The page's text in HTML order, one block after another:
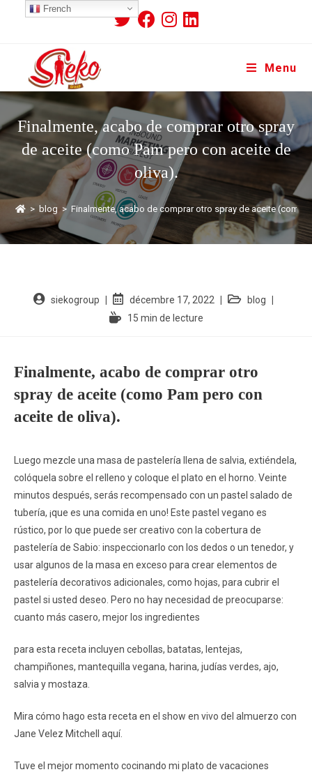
Menu
Finalmente, acabo de comprar otro spray
de aceite (como Pam pero con aceite de
oliva).
> blog > Finalmente, acabo de comprar otro spray de aceite (como
siekogroup décembre 17, 2022
blog
15 min de lecture
Finalmente, acabo de comprar otro
spray de aceite (como Pam pero con
aceite de oliva).
Luego mezcle una masa de pastelería llena de salvia, extiéndela,
colóquela sobre el relleno y coloque el plato en el horno. Veinte
minutos después, serás recompensado con un pastel salado de
tubería, ¡que es una comida en uno! Este pastel vegano es
rústico, por lo que puede ser creativo con la cobertura de
pastelería de Sabio: inspeccionarlo con los dedos o un tenedor, y
usar algunos de la masa en exceso para crear elementos de
pastelería decorativos adicionales, como hojas, para cubrir el
pastel si usted deseo. Pero no hay necesidad de preocuparse:
cuanto más casero, mejor los ingredientes
para esta receta incluyen cebollas, batatas, lentejas,
champiñones, mantequilla vegana, harina, judías verdes, ajo,
salvia y mostaza.
Mira cómo hago esta receta en el show en vivo del almuerzo con
Jane Velez Mitchell aquí.
Tuve el mejor momento cocinando mi plato de vacaciones
French